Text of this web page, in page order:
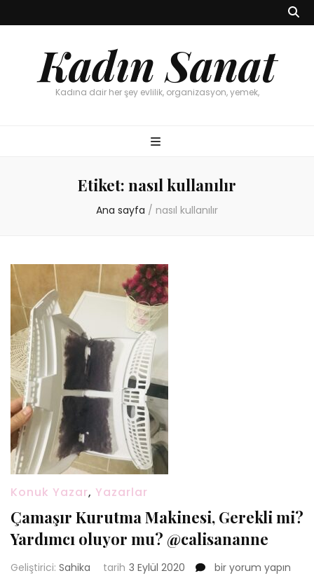
Kadın Sanat
Kadına dair her şey evlilik, organizasyon, yemek,
Etiket: nasıl kullanılır
Ana sayfa / nasıl kullanılır
Konuk Yazar, Yazarlar
Çamaşır Kurutma Makinesi, Gerekli mi?
Yardımcı oluyor mu? @calisananne
Geliştirici: Sahika tarih 3 Eylül 2020
Çamaşır
bir yorum yapın